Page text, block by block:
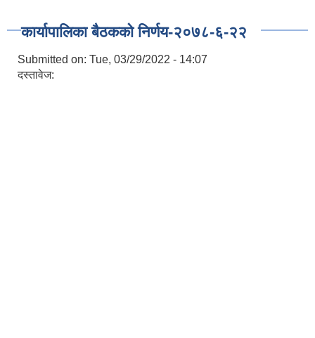
कार्यापालिका बैठकको निर्णय-२०७८-६-२२
Submitted on: Tue, 03/29/2022 - 14:07
दस्तावेज: